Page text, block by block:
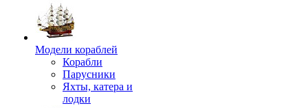
Модели кораблей
Корабли
Парусники
Яхты, катера и
лодки